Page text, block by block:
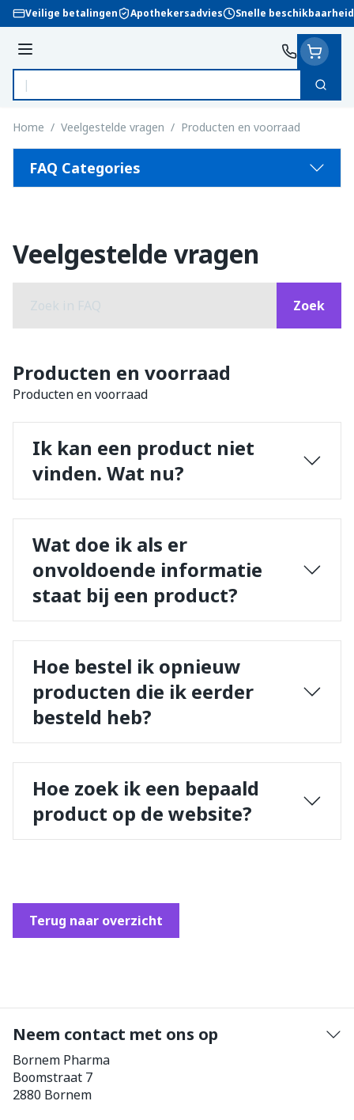
Ga naar de inhoud
Veilige betalingen Apothekersadvies Snelle beschikbaarheid
Menu
Product, merk, categorie...
Zoek
Home / Veelgestelde vragen / Producten en voorraad
FAQ Categories
Veelgestelde vragen
Zoek
Producten en voorraad
Producten en voorraad
Ik kan een product niet
vinden. Wat nu?
Wat doe ik als er
onvoldoende informatie
staat bij een product?
Hoe bestel ik opnieuw
producten die ik eerder
besteld heb?
Hoe zoek ik een bepaald
product op de website?
Terug naar overzicht
Neem contact met ons op
Bornem Pharma
Boomstraat 7
2880 Bornem